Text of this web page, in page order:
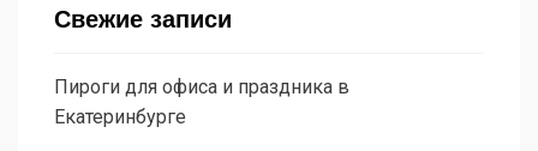
Свежие записи
Пироги для офиса и праздника в
Екатеринбурге